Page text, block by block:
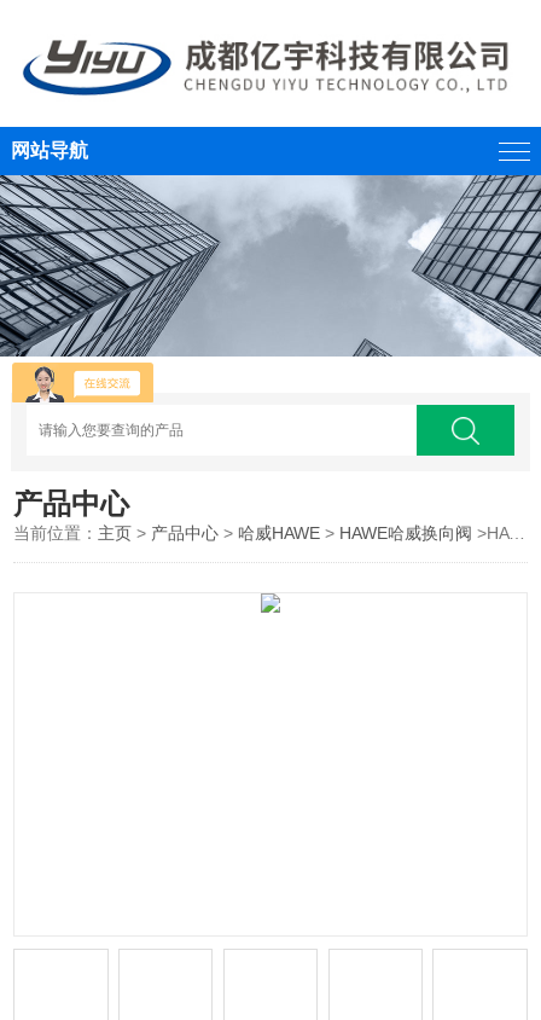
网站导航
产品中心
当前位置： 主页 > 产品中心 >哈威HAWE > HAWE哈威换向阀 >HAWE哈威滑阀式换向阀